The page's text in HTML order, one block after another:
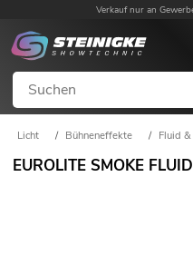
Verkauf nur an
Licht / Bühneneffekte / Fluid
EUROLITE SMOKE